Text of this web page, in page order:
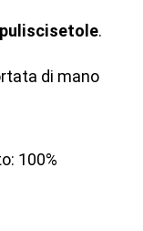
.
di mano
100%